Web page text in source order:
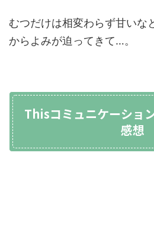
むつだけは相変わらず甘いな
からよみが迫ってきて…。
Thisコミュニケーショ
感想